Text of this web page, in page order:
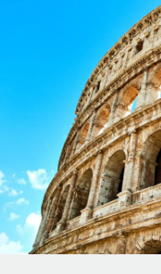
Gestion des
Intégrez et
PEO
Sous-traitez les
INFRASTRUCTURE
Intégration
Intégrez vos RH
Plateforme
Comparer
Examinez notre
CROISSANCE
Start-ups
Des solutions
paie des
Entreprises
Développez vos
mesure
Calculateur
Découvrez les
paiement pour
APPRENDRE AVEC
Recherche et
Études de cas
Español
Italiano
Português (Portugal)